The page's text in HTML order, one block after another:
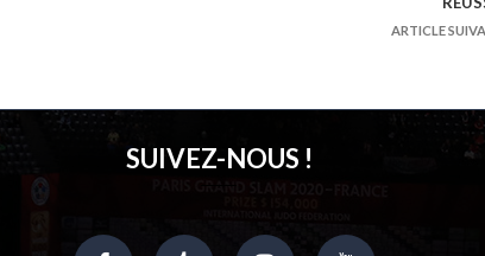
ARTICLE
SUIVEZ-NOUS !